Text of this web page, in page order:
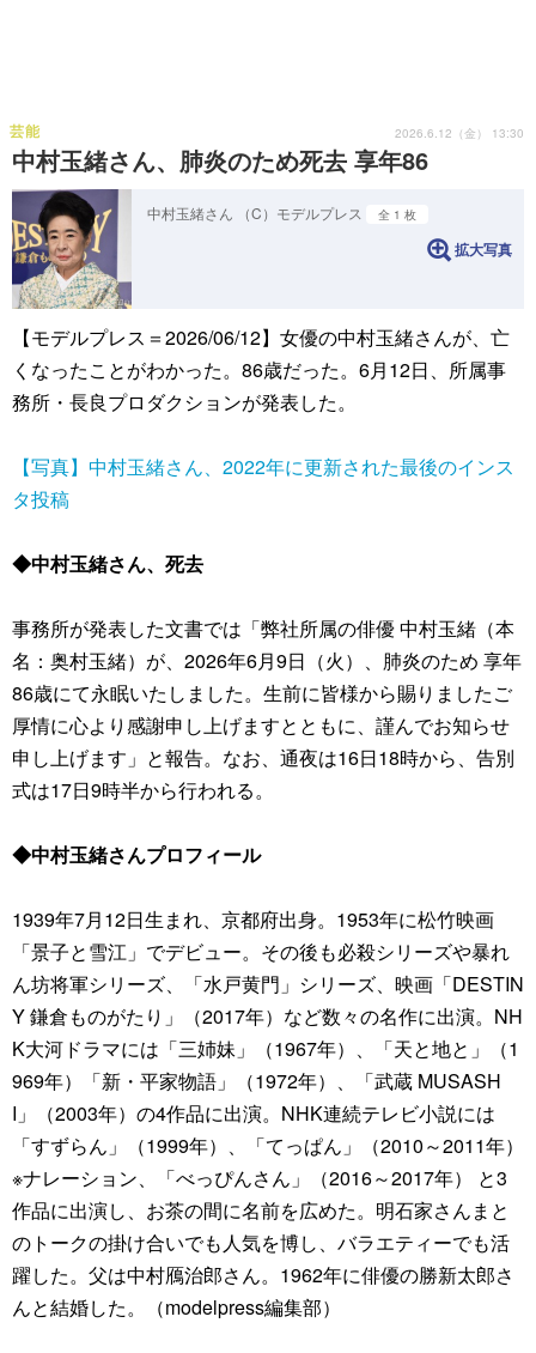
中村玉緒さん、肺炎のため死去 享年86
芸能 2026.6.12（金） 13:30
中村玉緒さん （C）モデルプレス 全 1 枚
拡大写真
【モデルプレス＝2026/06/12】女優の中村玉緒さんが、亡
くなったことがわかった。86歳だった。6月12日、所属事
務所・長良プロダクションが発表した。
【写真】中村玉緒さん、2022年に更新された最後のインス
タ投稿
◆中村玉緒さん、死去
事務所が発表した文書では「弊社所属の俳優 中村玉緒（本
名：奥村玉緒）が、2026年6月9日（火）、肺炎のため 享年
86歳にて永眠いたしました。生前に皆様から賜りましたご
厚情に心より感謝申し上げますとともに、謹んでお知らせ
申し上げます」と報告。なお、通夜は16日18時から、告別
式は17日9時半から行われる。
◆中村玉緒さんプロフィール
1939年7月12日生まれ、京都府出身。1953年に松竹映画
「景子と雪江」でデビュー。その後も必殺シリーズや暴れ
ん坊将軍シリーズ、「水戸黄門」シリーズ、映画「DESTIN
Y 鎌倉ものがたり」（2017年）など数々の名作に出演。NH
K大河ドラマには「三姉妹」（1967年）、「天と地と」（1
969年）「新・平家物語」（1972年）、「武蔵 MUSASH
I」（2003年）の4作品に出演。NHK連続テレビ小説には
「すずらん」（1999年）、「てっぱん」（2010～2011年）
※ナレーション、「べっぴんさん」（2016～2017年） と3
作品に出演し、お茶の間に名前を広めた。明石家さんまと
のトークの掛け合いでも人気を博し、バラエティーでも活
躍した。父は中村鴈治郎さん。1962年に俳優の勝新太郎さ
んと結婚した。（modelpress編集部）